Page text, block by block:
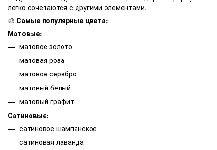
легко сочетаются с другими элементами.
🎨 Самые популярные цвета:
Матовые:
матовое золото
матовая роза
матовое серебро
матовый белый
матовый графит
Сатиновые:
сатиновое шампанское
сатиновая лаванда